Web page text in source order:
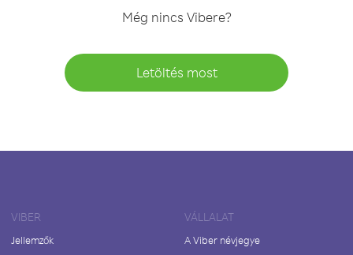
Még nincs Vibere?
Letöltés most
VIBER
Jellemzők
VÁLLALAT
A Viber névjegye